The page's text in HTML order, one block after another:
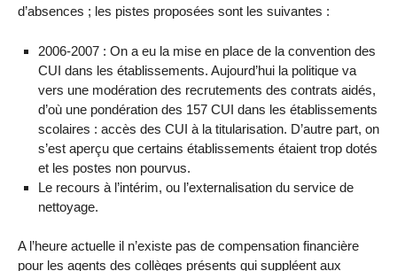
d’absences ; les pistes proposées sont les suivantes :
2006-2007 : On a eu la mise en place de la convention des
CUI dans les établissements. Aujourd’hui la politique va
vers une modération des recrutements des contrats aidés,
d’où une pondération des 157 CUI dans les établissements
scolaires : accès des CUI à la titularisation. D’autre part, on
s’est aperçu que certains établissements étaient trop dotés
et les postes non pourvus.
Le recours à l’intérim, ou l’externalisation du service de
nettoyage.
A l’heure actuelle il n’existe pas de compensation financière
pour les agents des collèges présents qui suppléent aux